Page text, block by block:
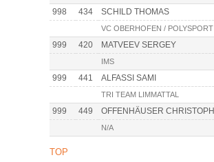
998 434 SCHILD THOMAS
VC OBERHOFEN / POLYSPORT
999 420 MATVEEV SERGEY
IMS
999 441 ALFASSI SAMI
TRI TEAM LIMMATTAL
999 449 OFFENHÄUSER CHRISTOPH
N/A
TOP